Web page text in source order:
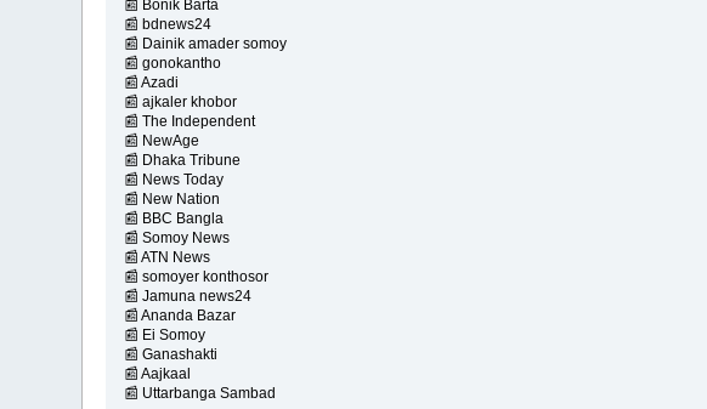
📰 Bonik Barta
📰 bdnews24
📰 Dainik amader somoy
📰 gonokantho
📰 Azadi
📰 ajkaler khobor
📰 The Independent
📰 NewAge
📰 Dhaka Tribune
📰 News Today
📰 New Nation
📰 BBC Bangla
📰 Somoy News
📰 ATN News
📰 somoyer konthosor
📰 Jamuna news24
📰 Ananda Bazar
📰 Ei Somoy
📰 Ganashakti
📰 Aajkaal
📰 Uttarbanga Sambad